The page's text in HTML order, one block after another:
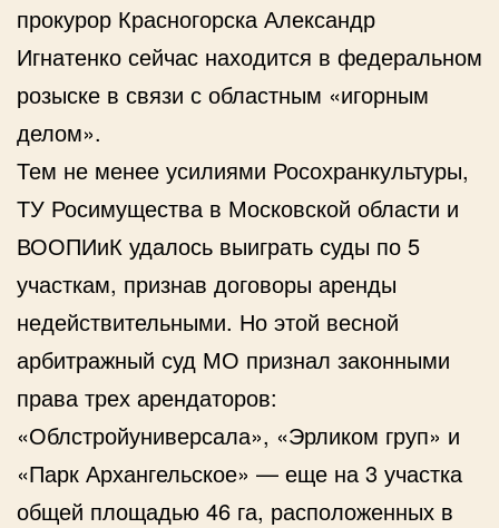
прокурор Красногорска Александр
Игнатенко сейчас находится в федеральном
розыске в связи с областным «игорным
делом».
Тем не менее усилиями Росохранкультуры,
ТУ Росимущества в Московской области и
ВООПИиК удалось выиграть суды по 5
участкам, признав договоры аренды
недействительными. Но этой весной
арбитражный суд МО признал законными
права трех арендаторов:
«Облстройуниверсала», «Эрликом груп» и
«Парк Архангельское» — еще на 3 участка
общей площадью 46 га, расположенных в